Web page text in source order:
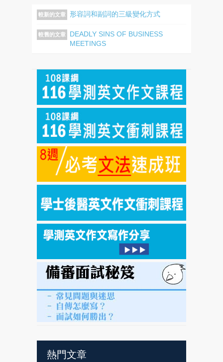
較新的文章 形容詞和副詞的三級變化方式
較舊的文章
DEADLY SINS OF BUSINESS
MEETINGS
熱門文章